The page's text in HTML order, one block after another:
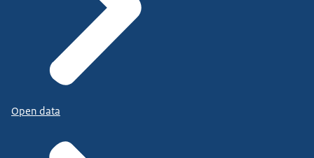
Open data